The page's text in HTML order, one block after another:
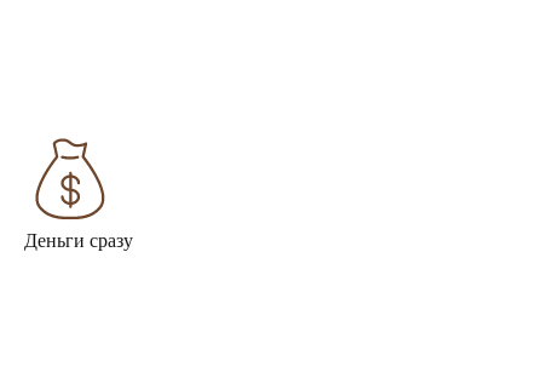
Деньги сразу